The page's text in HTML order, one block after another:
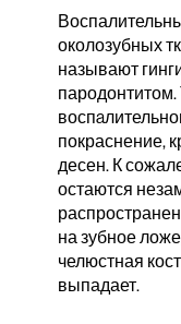
околозубных
называют
покраснение,
десен. К
остаются
на зубное
челюстная
выпадает.